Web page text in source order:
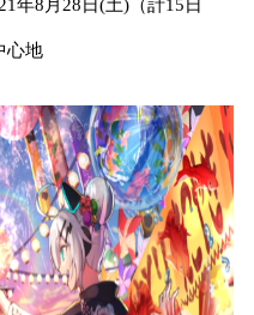
年8月28日(土)（計15日
心地